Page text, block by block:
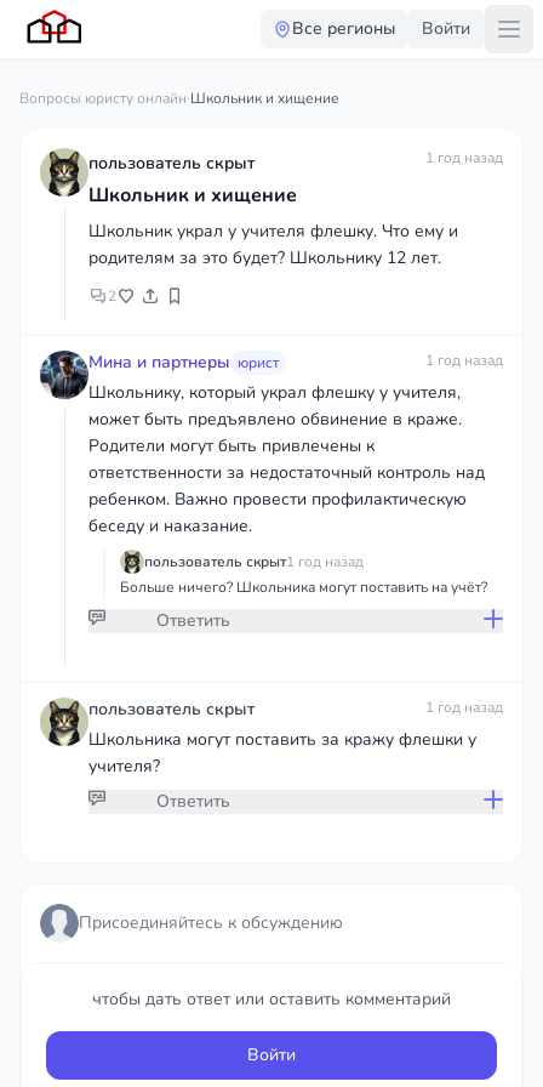
Все регионы Войти
Вопросы юристу онлайн·Школьник и хищение
пользователь скрыт 1 год назад
Школьник и хищение
Школьник украл у учителя флешку. Что ему и
родителям за это будет? Школьнику 12 лет.
2
Мина и партнеры юрист 1 год назад
Школьнику, который украл флешку у учителя,
может быть предъявлено обвинение в краже.
Родители могут быть привлечены к
ответственности за недостаточный контроль над
ребенком. Важно провести профилактическую
беседу и наказание.
пользователь скрыт1 год назад
Больше ничего? Школьника могут поставить на учёт?
Ответить
чтобы дать ответ или оставить комментарий
пользователь скрыт 1 год назад
Школьника могут поставить за кражу флешки у
учителя?
Ответить
Войти
Присоединяйтесь к обсуждению
чтобы дать ответ или оставить комментарий
Войти